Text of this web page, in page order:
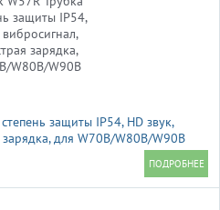
защиты IP54, HD звук,
зарядка, для W70B/W80B/W90B